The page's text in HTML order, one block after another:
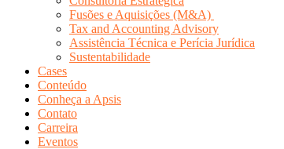
Fusões e Aquisições (M&A)
Tax and Accounting Advisory
Assistência Técnica e Perícia Jurídica
Sustentabilidade
Cases
Conteúdo
Conheça a Apsis
Contato
Carreira
Eventos